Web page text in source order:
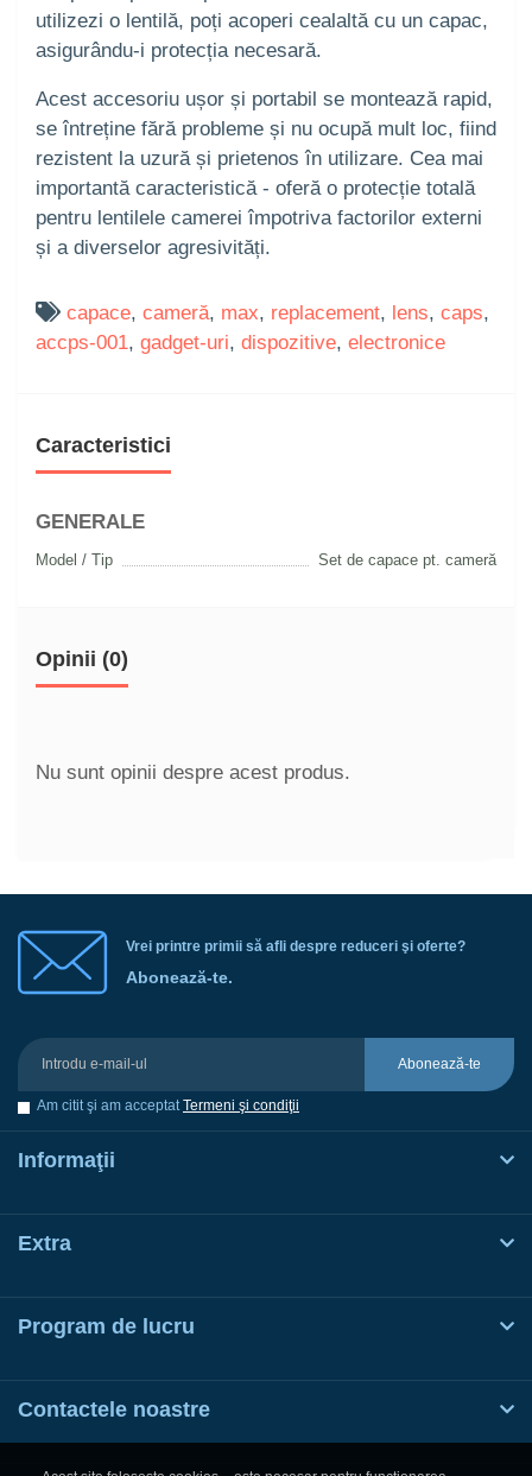
utilizezi o lentilă, poți acoperi cealaltă cu un capac,
asigurându-i protecția necesară.
Acest accesoriu ușor și portabil se montează rapid,
se întreține fără probleme și nu ocupă mult loc, fiind
rezistent la uzură și prietenos în utilizare. Cea mai
importantă caracteristică - oferă o protecție totală
pentru lentilele camerei împotriva factorilor externi
și a diverselor agresivități.
capace, cameră, max, replacement, lens, caps,
accps-001, gadget-uri, dispozitive, electronice
Caracteristici
GENERALE
Model / Tip Set de capace pt. cameră
Opinii (0)
Nu sunt opinii despre acest produs.
Vrei printre primii să afli despre reduceri şi oferte?
Abonează-te.
Abonează-te
Am citit şi am acceptatTermeni şi condiţii
Informaţii
Extra
Program de lucru
Contactele noastre